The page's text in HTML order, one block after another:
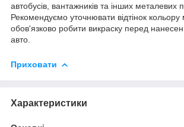
автобусів, вантажників та інших металевих
Рекомендуємо уточнювати відтінок
обов'язково робити викраску перед
авто.
Приховати
Характеристики